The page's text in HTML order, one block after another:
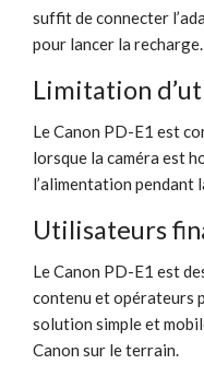
suffit de connecter
pour lancer la recharge.
Limitation
Le Canon PD-E1 est
lorsque la caméra est
l’alimentation pendant
Utilisateurs
Le Canon PD-E1 est
contenu et opérateurs
solution simple et
Canon sur le terrain.